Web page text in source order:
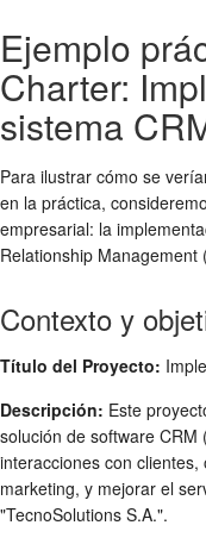
Ejemplo
Charter:
sistema
Para ilustrar cómo se
en la práctica,
empresarial: la
Relationship Management
Contexto y
Título del Proyecto:
Descripción: Este
solución de software
interacciones con
marketing, y mejorar el
"TecnoSolutions S.A.".